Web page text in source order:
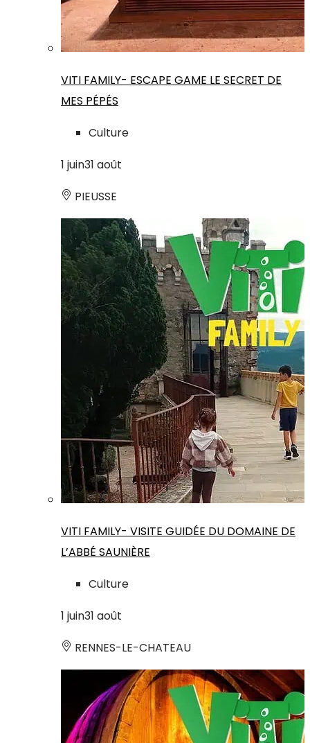
VITI FAMILY- ESCAPE GAME LE SECRET DE
MES PÉPÉS
Culture
1 juin31 août
PIEUSSE
VITI FAMILY- VISITE GUIDÉE DU DOMAINE DE
L’ABBÉ SAUNIÈRE
Culture
1 juin31 août
RENNES-LE-CHATEAU